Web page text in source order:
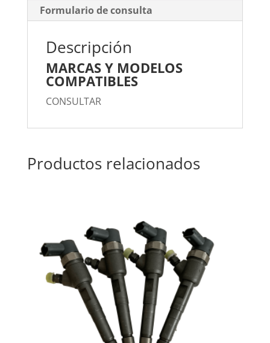
Formulario de consulta
Descripción
MARCAS Y MODELOS
COMPATIBLES
CONSULTAR
Productos relacionados